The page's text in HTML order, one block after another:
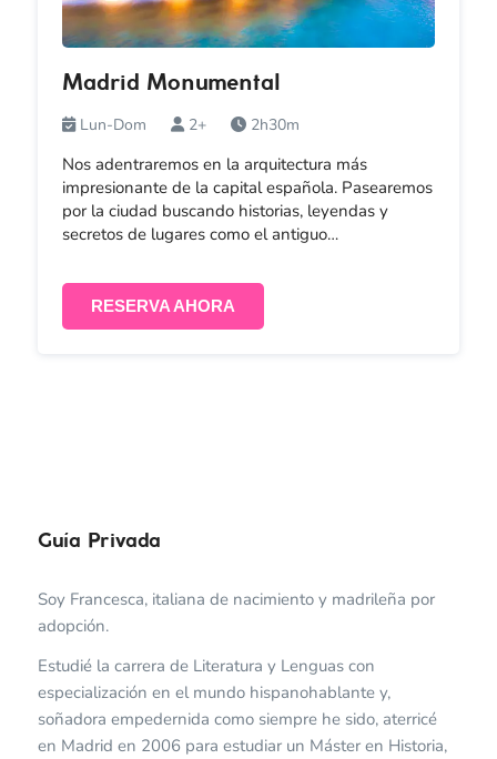
Madrid Monumental
Lun-Dom
2+ 2h30m
Nos adentraremos en la arquitectura más
impresionante de la capital española. Pasearemos
por la ciudad buscando historias, leyendas y
secretos de lugares como el antiguo…
RESERVA AHORA
Guía Privada
Soy Francesca, italiana de nacimiento y madrileña por
adopción.
Estudié la carrera de Literatura y Lenguas con
especialización en el mundo hispanohablante y,
soñadora empedernida como siempre he sido, aterricé
en Madrid en 2006 para estudiar un Máster en Historia,